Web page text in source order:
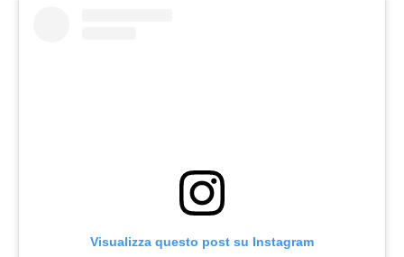
Visualizza questo post su Instagram